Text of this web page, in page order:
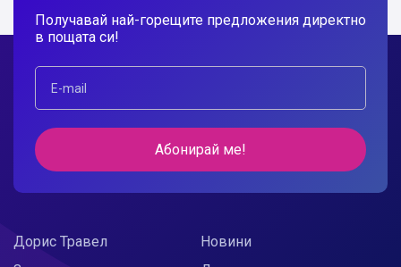
Получавай най-горещите предложения директно
в пощата си!
Абонирай ме!
Дорис Травел
Новини